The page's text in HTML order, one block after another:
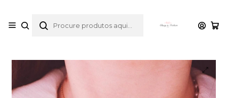
Início Catálogo Colares Colar "where is a next stop?" v5